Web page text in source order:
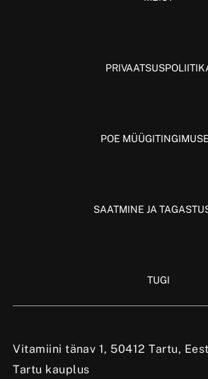
Vitamiini tänav 1, 50412 Tartu,
Tartu kauplus
POE
SAATMINE JA
TUGI